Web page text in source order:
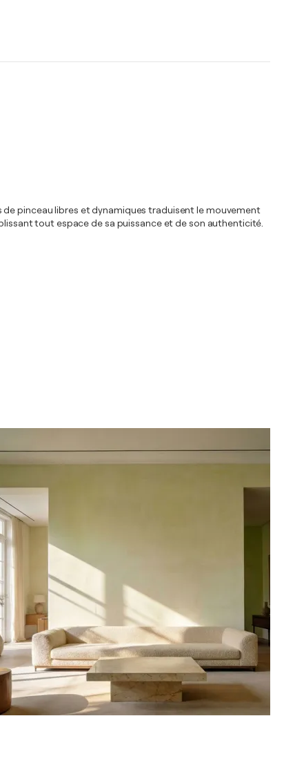
pinceau libres et dynamiques traduisent le mouvement
tout espace de sa puissance et de son authenticité.